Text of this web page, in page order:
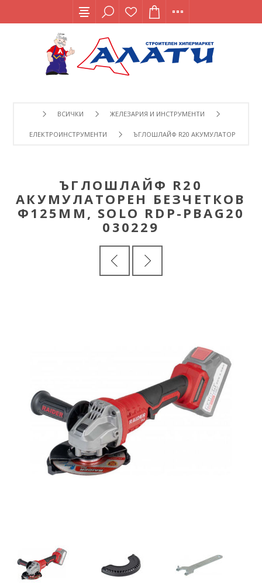
ВСИЧКИ ЖЕЛЕЗАРИЯ И ИНСТРУМЕНТИ
ЕЛЕКТРОИНСТРУМЕНТИ ЪГЛОШЛАЙФ R20 АКУМУЛАТОРЕН
ЪГЛОШЛАЙФ R20
АКУМУЛАТОРЕН БЕЗЧЕТКОВ
Ф125ММ, SOLO RDP-PBAG20
030229